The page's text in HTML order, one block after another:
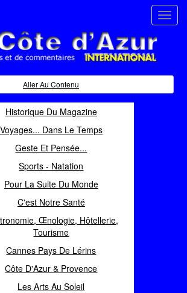
et de commentaires
Aller Au Contenu
Historique Du Magazine
Voyages... Dans Le Temps
Geste Et Pensée...
Sports - Natation
Pour La Suite Du Monde
C'est Notre Santé
Œnologie, Hôtellerie,
Tourisme
Cannes Pays De Lérins
Côte D'Azur & Provence
Les Arts Au Soleil